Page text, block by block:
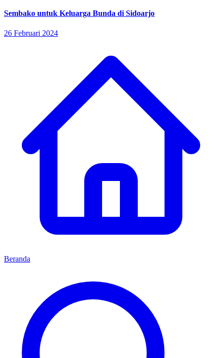
Sembako untuk Keluarga Bunda di Sidoarjo
26 Februari 2024
Beranda